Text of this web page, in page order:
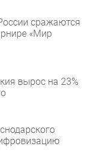
сражаются
«Мир
вырос на 23%